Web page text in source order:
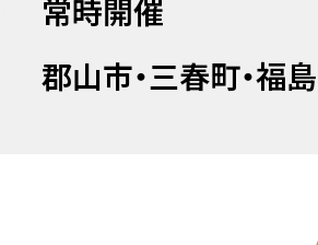
常時開催
郡山市・三春町・福